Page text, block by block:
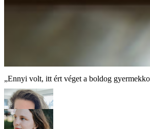
„Ennyi volt, itt ért véget a boldog